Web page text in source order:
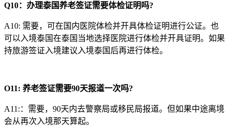
Q10： 办理泰国养老签证需要体检证明吗?
A10: 需要，可在国内医院体检并开具体检证明进行公证。也
可以入境泰国在泰国当地选择医院进行体检并开具证明。如果
持旅游签证入境建议入境泰国后再进行体检。
O11: 养老签证需要90天报道一次吗?
A11:：需要，90天内去警察局或移民局报道。但如果中途离境
会从再次入境那天算起。